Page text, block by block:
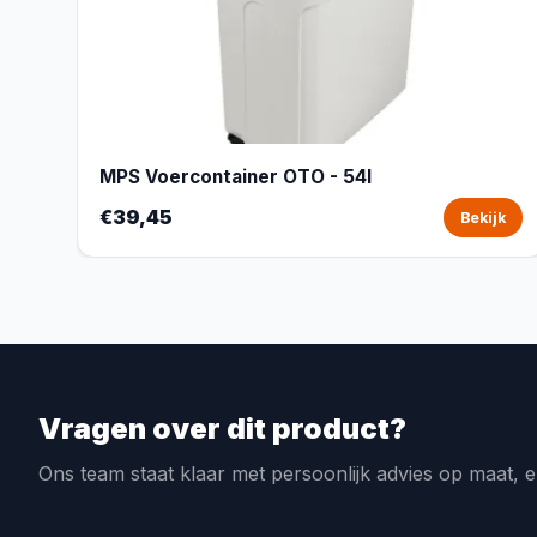
MPS Voercontainer OTO - 54l
€39,45 Bekijk
Vragen over dit product?
Ons team staat klaar met persoonlijk advies op maat,